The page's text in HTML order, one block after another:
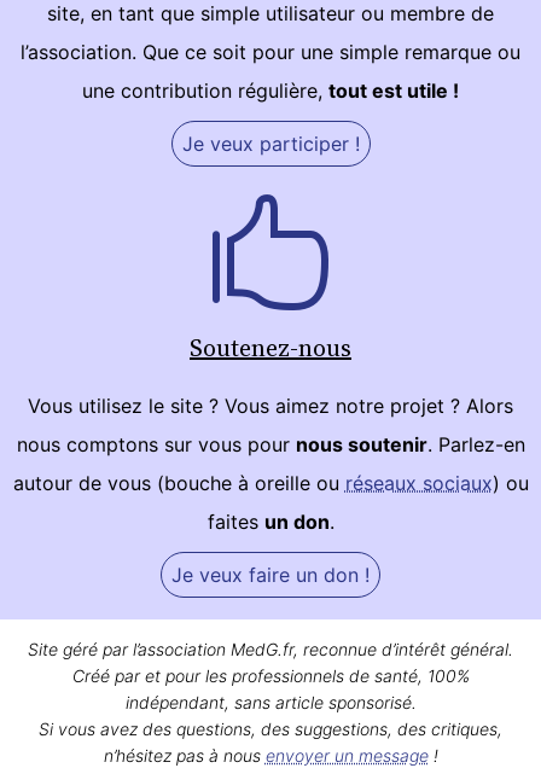
site, en tant que simple utilisateur ou membre de
l’association. Que ce soit pour une simple remarque ou
une contribution régulière, tout est utile !
Je veux participer !
Soutenez-nous
Vous utilisez le site ? Vous aimez notre projet ? Alors
nous comptons sur vous pour nous soutenir. Parlez-en
autour de vous (bouche à oreille ou réseaux sociaux) ou
faites un don.
Je veux faire un don !
Site géré par l’association MedG.fr, reconnue d’intérêt général.
Créé par et pour les professionnels de santé, 100%
indépendant, sans article sponsorisé.
Si vous avez des questions, des suggestions, des critiques,
n’hésitez pas à nous envoyer un message!